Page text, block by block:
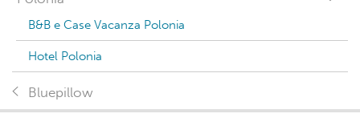
B&B e Case Vacanza Polonia
Hotel Polonia
Bluepillow